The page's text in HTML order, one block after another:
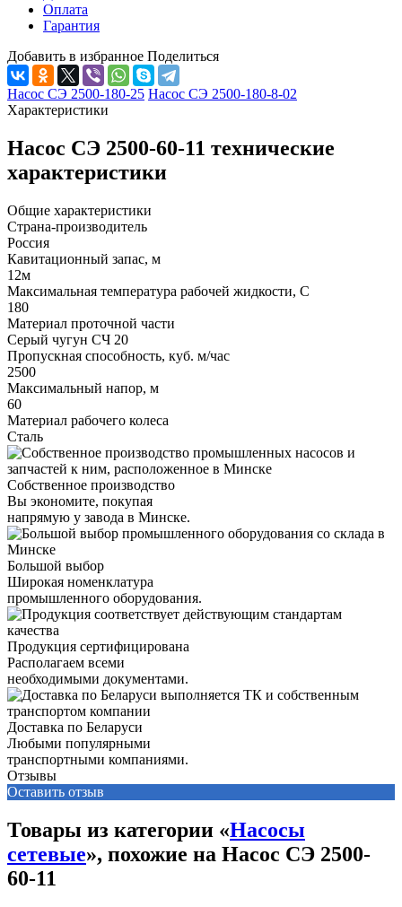
Оплата
Гарантия
Добавить в избранное Поделиться
Насос СЭ 2500-180-25 Насос СЭ 2500-180-8-02
Характеристики
Насос СЭ 2500-60-11 технические
характеристики
Общие характеристики
Страна-производитель
Россия
Кавитационный запас, м
12м
Максимальная температура рабочей жидкости, C
180
Материал проточной части
Серый чугун СЧ 20
Пропускная способность, куб. м/час
2500
Максимальный напор, м
60
Материал рабочего колеса
Сталь
Собственное производство
Вы экономите, покупая
напрямую у завода в Минске.
Большой выбор
Широкая номенклатура
промышленного оборудования.
Продукция сертифицирована
Располагаем всеми
необходимыми документами.
Доставка по Беларуси
Любыми популярными
транспортными компаниями.
Отзывы
Оставить отзыв
Товары из категории «Насосы
сетевые», похожие на Насос СЭ 2500-
60-11